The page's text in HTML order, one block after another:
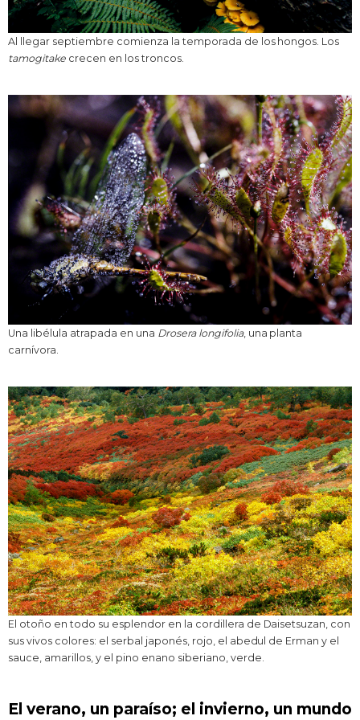
Al llegar septiembre comienza la temporada de los hongos. Los
tamogitakecrecen en los troncos.
Una libélula atrapada en una Drosera longifolia, una planta
carnívora.
El otoño en todo su esplendor en la cordillera de Daisetsuzan, con
sus vivos colores: el serbal japonés, rojo, el abedul de Erman y el
sauce, amarillos, y el pino enano siberiano, verde.
El verano, un paraíso; el invierno, un mundo